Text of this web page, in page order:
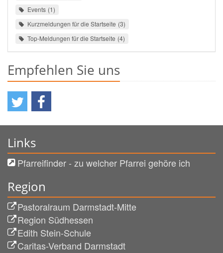
Events 1
Kurzmeldungen für die Startseite 3
Top-Meldungen für die Startseite 4
Empfehlen Sie uns
Links
Pfarreifinder - zu welcher Pfarrei gehöre ich
Region
Pastoralraum Darmstadt-Mitte
Region Südhessen
Edith Stein-Schule
Caritas-Verband Darmstadt